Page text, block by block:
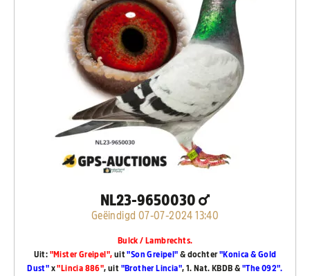
NL23-9650030
Geëindigd 07-07-2024 13:40
Bulck / Lambrechts.
Uit: "Mister Greipel", uit"Son Greipel" & dochter"Konica & Gold
Dust" x"Lincia 886", uit "Brother Lincia", 1. Nat. KBDB & "The 092".